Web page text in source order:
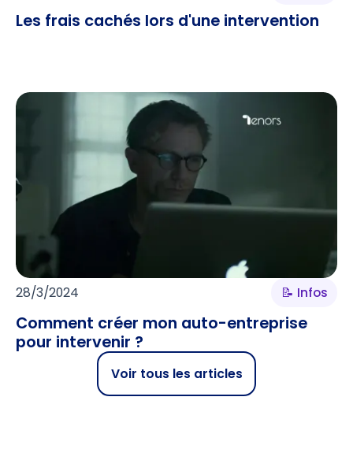
Les frais cachés lors d'une intervention
28/3/2024 📝 Infos
Comment créer mon auto-entreprise
pour intervenir ?
Voir tous les articles